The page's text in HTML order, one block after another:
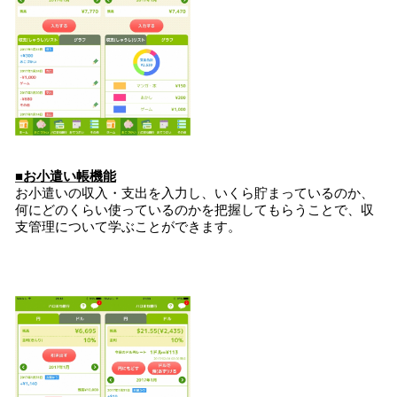
■お小遣い帳機能
お小遣いの収入・支出を入力し、いくら貯まっているのか、
何にどのくらい使っているのかを把握してもらうことで、収
支管理について学ぶことができます。